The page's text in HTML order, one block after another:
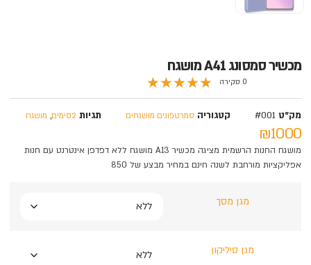
מכשיר סמסונג A41 מושגח
0 סקירה ★
★
★
★
★
מק"ט #001 קטגוריה סמרטפונים מושגחים תגיות 2סימים , מושגח
₪1000
מושגח החנות הרשמית מציגה מכשיר A13 מושגח ללא דפדפן אינטרנט עם חנות
אפליקציות מורחבת לשנה חינם במחיר מבצע של 850
מגן מסך
מגן סיליקון